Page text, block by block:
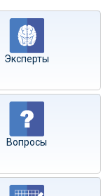
Эксперты
Вопросы